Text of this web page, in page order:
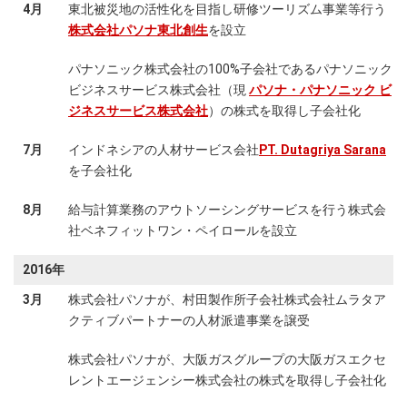
4月
東北被災地の活性化を目指し研修ツーリズム事業等行う
株式会社パソナ東北創生を設立
パナソニック株式会社の100%子会社であるパナソニック
ビジネスサービス株式会社（現 パソナ・パナソニック ビ
ジネスサービス株式会社）の株式を取得し子会社化
7月 インドネシアの人材サービス会社 PT. Dutagriya Sarana
を子会社化
8月
給与計算業務のアウトソーシングサービスを行う株式会
社ベネフィットワン・ペイロールを設立
2016年
3月
株式会社パソナが、村田製作所子会社株式会社ムラタア
クティブパートナーの人材派遣事業を譲受
株式会社パソナが、大阪ガスグループの大阪ガスエクセ
レントエージェンシー株式会社の株式を取得し子会社化